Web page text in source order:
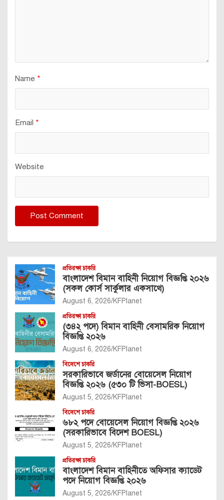
Name *
Email *
Website
প্রতিরক্ষা চাকরি
বাংলাদেশ বিমান বাহিনী নিয়োগ বিজ্ঞপ্তি ২০২৬
(সকল কোর্স সার্কুলার একসাথে)
August 6, 2026 KFPlanet
প্রতিরক্ষা চাকরি
(৩৪২ পদে) বিমান বাহিনী বেসামরিক নিয়োগ
বিজ্ঞপ্তি ২০২৬
August 6, 2026 KFPlanet
বিদেশে চাকরি
সরকারিভাবে জর্ডানের বোয়েসেল নিয়োগ
বিজ্ঞপ্তি ২০২৬ (৫৩০ টি ভিসা-BOESL)
August 5, 2026 KFPlanet
বিদেশে চাকরি
৬৮২ পদে বোয়েসেল নিয়োগ বিজ্ঞপ্তি ২০২৬
(সরকারিভাবে বিদেশ BOESL)
August 5, 2026 KFPlanet
প্রতিরক্ষা চাকরি
বাংলাদেশ বিমান বাহিনীতে অফিসার ক্যাডেট
পদে নিয়োগ বিজ্ঞপ্তি ২০২৬
August 5, 2026 KFPlanet